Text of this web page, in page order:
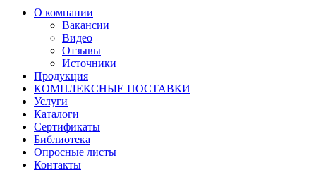
О компании
Вакансии
Видео
Отзывы
Источники
Продукция
КОМПЛЕКСНЫЕ ПОСТАВКИ
Услуги
Каталоги
Сертификаты
Библиотека
Опросные листы
Контакты